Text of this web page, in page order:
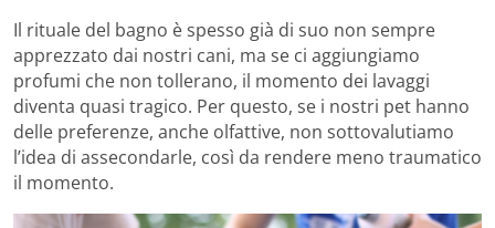
Il rituale del bagno è spesso già di suo non sempre
apprezzato dai nostri cani, ma se ci aggiungiamo
profumi che non tollerano, il momento dei lavaggi
diventa quasi tragico. Per questo, se i nostri pet hanno
delle preferenze, anche olfattive, non sottovalutiamo
l’idea di assecondarle, così da rendere meno traumatico
il momento.